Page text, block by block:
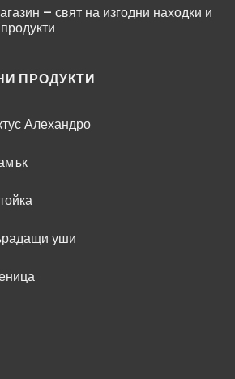
– свят на изгодни находки и
ПРОДУКТИ
Алехандро
уши